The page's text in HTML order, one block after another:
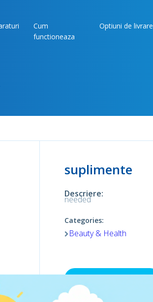
Cum
functioneaza
Optiuni de livrare
suplimente
Descriere:
needed
Categories:
Beauty & Health